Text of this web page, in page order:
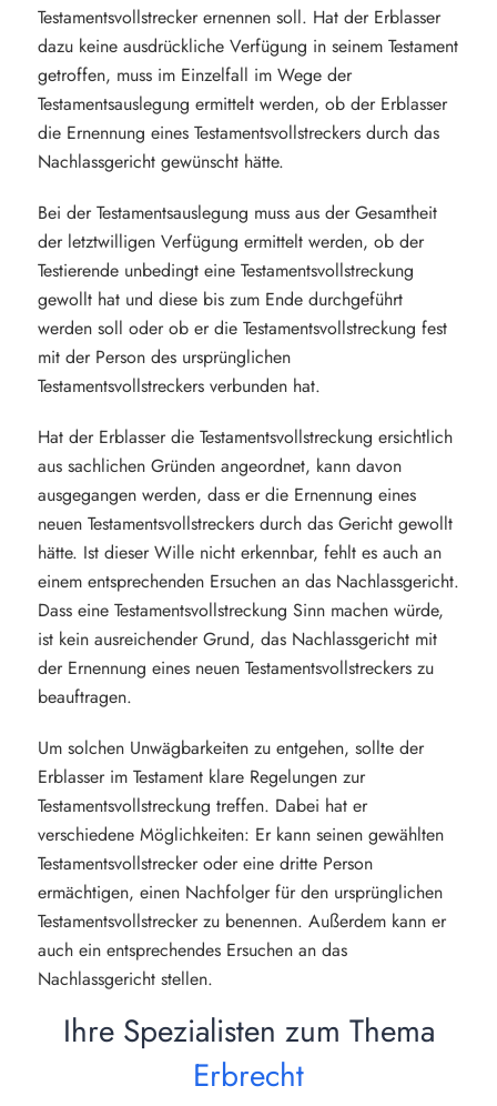
Testamentsvollstrecker ernennen soll. Hat der Erblasser
dazu keine ausdrückliche Verfügung in seinem Testament
getroffen, muss im Einzelfall im Wege der
Testamentsauslegung ermittelt werden, ob der Erblasser
die Ernennung eines Testamentsvollstreckers durch das
Nachlassgericht gewünscht hätte.
Bei der Testamentsauslegung muss aus der Gesamtheit
der letztwilligen Verfügung ermittelt werden, ob der
Testierende unbedingt eine Testamentsvollstreckung
gewollt hat und diese bis zum Ende durchgeführt
werden soll oder ob er die Testamentsvollstreckung fest
mit der Person des ursprünglichen
Testamentsvollstreckers verbunden hat.
Hat der Erblasser die Testamentsvollstreckung ersichtlich
aus sachlichen Gründen angeordnet, kann davon
ausgegangen werden, dass er die Ernennung eines
neuen Testamentsvollstreckers durch das Gericht gewollt
hätte. Ist dieser Wille nicht erkennbar, fehlt es auch an
einem entsprechenden Ersuchen an das Nachlassgericht.
Dass eine Testamentsvollstreckung Sinn machen würde,
ist kein ausreichender Grund, das Nachlassgericht mit
der Ernennung eines neuen Testamentsvollstreckers zu
beauftragen.
Um solchen Unwägbarkeiten zu entgehen, sollte der
Erblasser im Testament klare Regelungen zur
Testamentsvollstreckung treffen. Dabei hat er
verschiedene Möglichkeiten: Er kann seinen gewählten
Testamentsvollstrecker oder eine dritte Person
ermächtigen, einen Nachfolger für den ursprünglichen
Testamentsvollstrecker zu benennen. Außerdem kann er
auch ein entsprechendes Ersuchen an das
Nachlassgericht stellen.
Ihre Spezialisten zum Thema
Erbrecht